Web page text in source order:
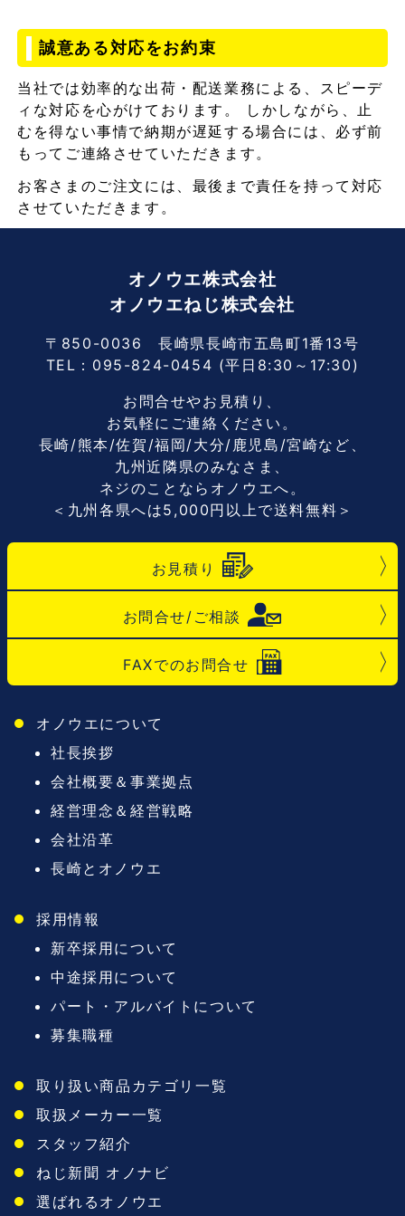
誠意ある対応をお約束
当社では効率的な出荷・配送業務による、スピーデ
ィな対応を心がけております。 しかしながら、止
むを得ない事情で納期が遅延する場合には、必ず前
もってご連絡させていただきます。
お客さまのご注文には、最後まで責任を持って対応
させていただきます。
オノウエ株式会社
オノウエねじ株式会社
〒850-0036 長崎県長崎市五島町1番13号
TEL： 095-824-0454 (平日8:30～17:30)
お問合せやお見積り、
お気軽にご連絡ください。
長崎/熊本/佐賀/福岡/大分/鹿児島/宮崎など、
九州近隣県のみなさま、
ネジのことならオノウエへ。
＜九州各県へは5,000円以上で送料無料＞
お見積り
お問合せ/ご相談
FAXでのお問合せ
オノウエについて
社長挨拶
会社概要＆事業拠点
経営理念＆経営戦略
会社沿革
長崎とオノウエ
採用情報
新卒採用について
中途採用について
パート・アルバイトについて
募集職種
取り扱い商品カテゴリ一覧
取扱メーカー一覧
スタッフ紹介
ねじ新聞 オノナビ
選ばれるオノウエ